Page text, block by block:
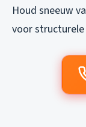
Houd sneeuw
voor